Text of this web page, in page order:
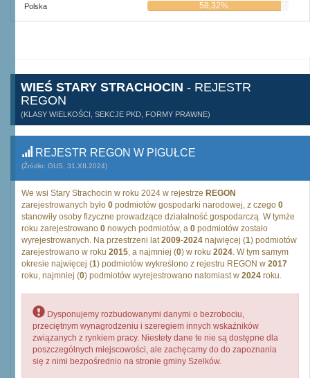
Polska 58,32%
WIEŚ STARY STRACHOCIN - REJESTR
REGON
(KLASY WIELKOŚCI, SEKCJE PKD, FORMY PRAWNE)
REJESTR REGON W PIGUŁCE
(Źródło: GUS, 31.XII.2024)
We wsi Stary Strachocin w roku 2024 w rejestrze REGON
zarejestrowanych było 0 podmiotów gospodarki narodowej, z czego 0
stanowiły osoby fizyczne prowadzące działalność gospodarczą. W tymże
roku zarejestrowano 0 nowych podmiotów, a 0 podmiotów zostało
wyrejestrowanych. Na przestrzeni lat2009-2024 najwięcej (1) podmiotów
zarejestrowano w roku 2015, a najmniej (0) w roku 2024. W tym samym
okresie najwięcej (1) podmiotów wykreślono z rejestru REGON w 2017
roku, najmniej (0) podmiotów wyrejestrowano natomiast w 2024 roku.
Dysponujemy rozbudowanymi danymi o bezrobociu,
przeciętnym wynagrodzeniu i szeregiem innych wskaźników
związanych z rynkiem pracy. Niestety dane te nie są dostępne dla
poszczególnych miejscowości, ale zachęcamy do do zapoznania
się z nimi bezpośrednio na stronie gminy Szelków.